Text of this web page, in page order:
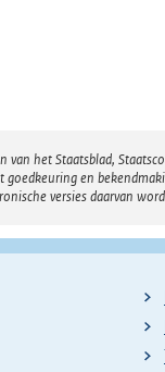
van het Staatsblad,
goedkeuring en
versies daarvan